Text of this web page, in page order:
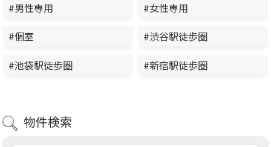
#男性専用
#女性専用
#個室
#渋谷駅徒歩圏
#池袋駅徒歩圏
#新宿駅徒歩圏
物件検索